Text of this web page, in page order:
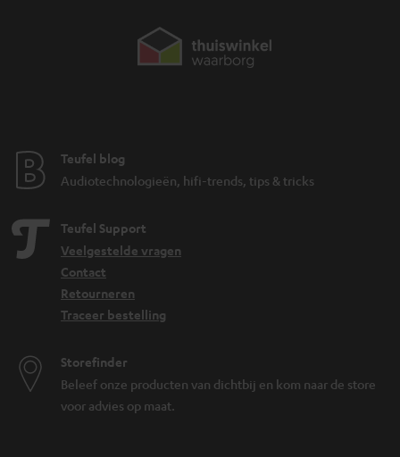
Teufel blog
Audiotechnologieën, hifi-trends, tips & tricks
Teufel Support
Veelgestelde vragen
Contact
Retourneren
Traceer bestelling
Storefinder
Beleef onze producten van dichtbij en kom naar de store
voor advies op maat.